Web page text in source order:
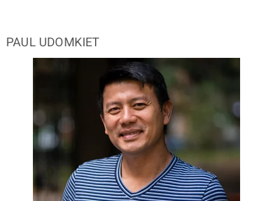
PAUL UDOMKIET